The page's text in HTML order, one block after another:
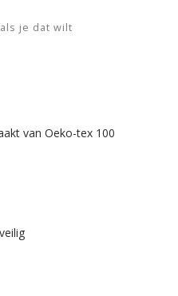
je dat wilt
van Oeko-tex 100